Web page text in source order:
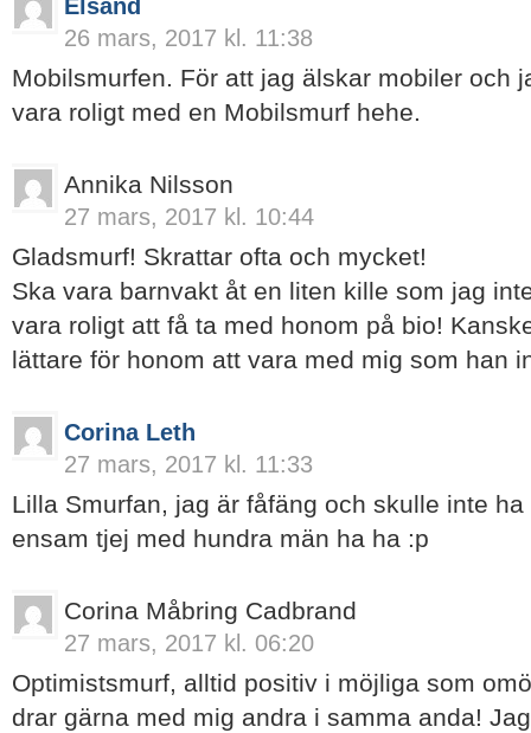
Elsand
26 mars, 2017 kl. 11:38
Mobilsmurfen. För att jag älskar mobiler och
vara roligt med en Mobilsmurf hehe.
Annika Nilsson
27 mars, 2017 kl. 10:44
Gladsmurf! Skrattar ofta och mycket!
Ska vara barnvakt åt en liten kille som jag
vara roligt att få ta med honom på bio!
lättare för honom att vara med mig som han
Corina Leth
27 mars, 2017 kl. 11:33
Lilla Smurfan, jag är fåfäng och skulle inte
ensam tjej med hundra män ha ha :p
Corina Måbring Cadbrand
27 mars, 2017 kl. 06:20
Optimistsmurf, alltid positiv i möjliga som
drar gärna med mig andra i samma anda!